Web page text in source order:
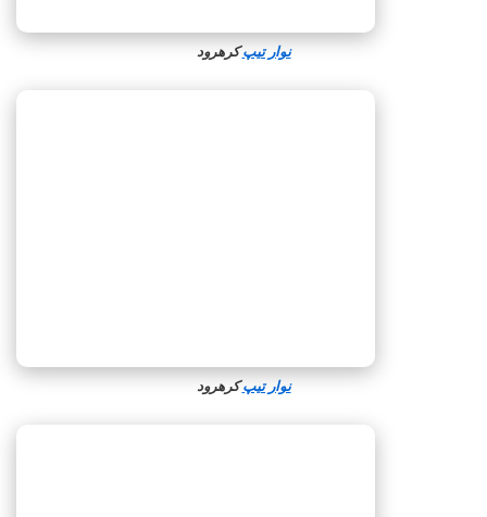
نوار تیپکرهرود
نوار تیپکرهرود